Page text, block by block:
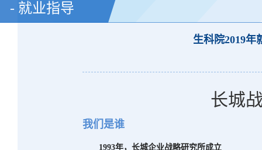
- 就业指导
生科院2019
长城
我们是谁
1993年，长城企业战略研究所成立